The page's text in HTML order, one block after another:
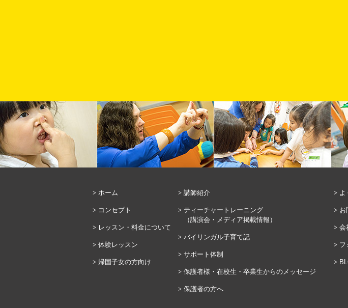
ホーム
コンセプト
レッスン・料金について
体験レッスン
帰国子女の方向け
講師紹介
ティーチャートレーニング
（講演会・メディア掲載情報）
バイリンガル子育て記
サポート体制
保護者様・在校生・卒業生からのメッセージ
保護者の方へ
よ
お
会
フ